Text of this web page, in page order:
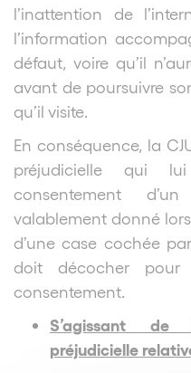
l’inattention de
l’information
défaut, voire qu’il
avant de poursuivre
qu’il visite.
En conséquence, la
préjudicielle qui
consentement
valablement donné
d’une case cochée
doit décocher
consentement.
S’agissant
préjudicielle